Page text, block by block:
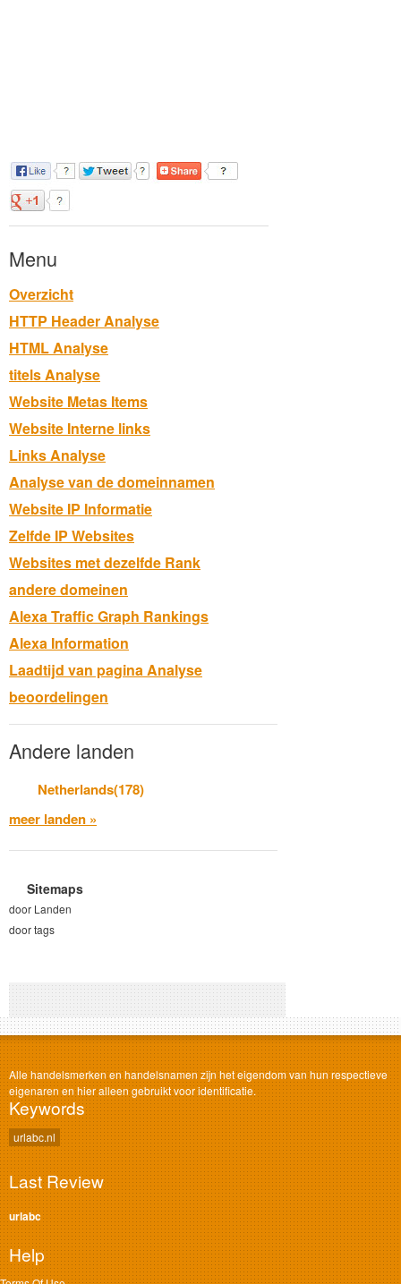
Menu
Overzicht
HTTP Header Analyse
HTML Analyse
titels Analyse
Website Metas Items
Website Interne links
Links Analyse
Analyse van de domeinnamen
Website IP Informatie
Zelfde IP Websites
Websites met dezelfde Rank
andere domeinen
Alexa Traffic Graph Rankings
Alexa Information
Laadtijd van pagina Analyse
beoordelingen
Andere landen
Netherlands(178)
meer landen »
Sitemaps
door Landen
door tags
Alle handelsmerken en handelsnamen zijn het eigendom van hun respectieve
eigenaren en hier alleen gebruikt voor identificatie.
Keywords
urlabc.nl
Last Review
urlabc
Help